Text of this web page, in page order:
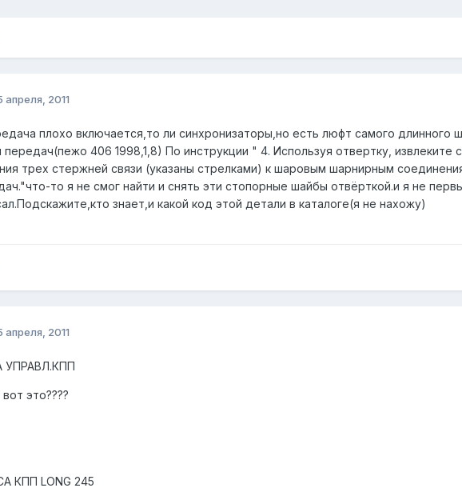
апреля, 2011
плохо включается,то ли синхронизаторы,но есть люфт самого длинного
406 1998,1,8) По инструкции " 4. Используя отвертку, извлеките
трех стержней связи (указаны стрелками) к шаровым шарнирным
то я не смог найти и снять эти стопорные шайбы отвёрткой.и я не
знает,и какой код этой детали в каталоге(я не нахожу)
апреля, 2011
УПРАВЛ.КПП
это????
КПП LONG 245